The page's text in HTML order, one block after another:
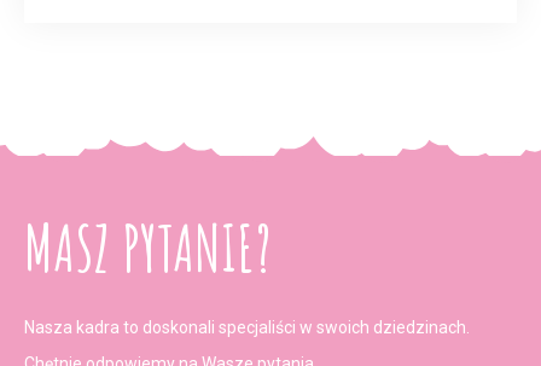
MASZ PYTANIE?
Nasza kadra to doskonali specjaliści w swoich dziedzinach.